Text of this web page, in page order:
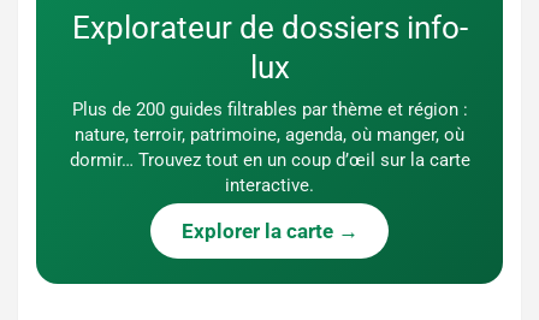
Explorateur de dossiers info-
lux
Plus de 200 guides filtrables par thème et région :
nature, terroir, patrimoine, agenda, où manger, où
dormir… Trouvez tout en un coup d’œil sur la carte
interactive.
Explorer la carte →